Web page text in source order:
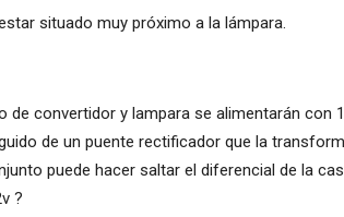
situado muy próximo a la lámpara.
de convertidor y lampara se alimentarán con
de un puente rectificador que la
puede hacer saltar el diferencial de la
?